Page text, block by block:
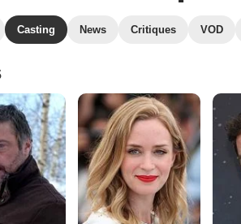
Casting News Critiques VOD